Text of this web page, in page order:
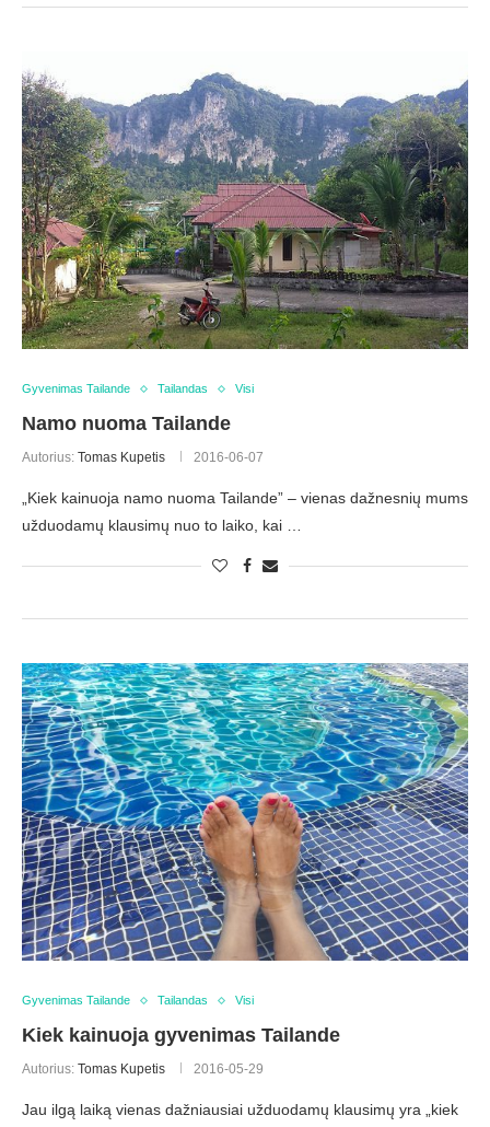
Gyvenimas Tailande Tailandas Visi
Namo nuoma Tailande
Autorius: Tomas Kupetis 2016-06-07
„Kiek kainuoja namo nuoma Tailande” – vienas dažnesnių mums
užduodamų klausimų nuo to laiko, kai …
Gyvenimas Tailande Tailandas Visi
Kiek kainuoja gyvenimas Tailande
Autorius: Tomas Kupetis 2016-05-29
Jau ilgą laiką vienas dažniausiai užduodamų klausimų yra „kiek